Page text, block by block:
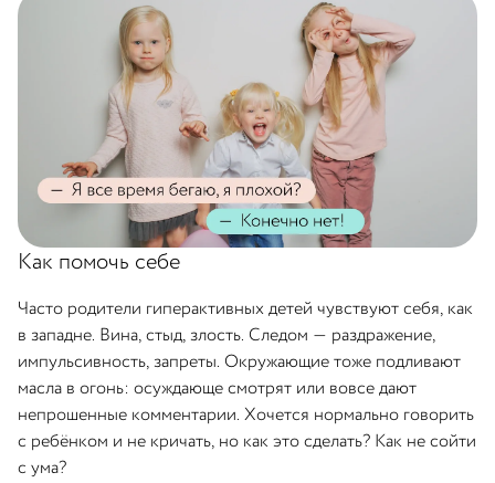
Как помочь себе
Часто родители гиперактивных детей чувствуют себя, как
в западне. Вина, стыд, злость. Следом — раздражение,
импульсивность, запреты. Окружающие тоже подливают
масла в огонь: осуждающе смотрят или вовсе дают
непрошенные комментарии. Хочется нормально говорить
с ребёнком и не кричать, но как это сделать? Как не сойти
с ума?